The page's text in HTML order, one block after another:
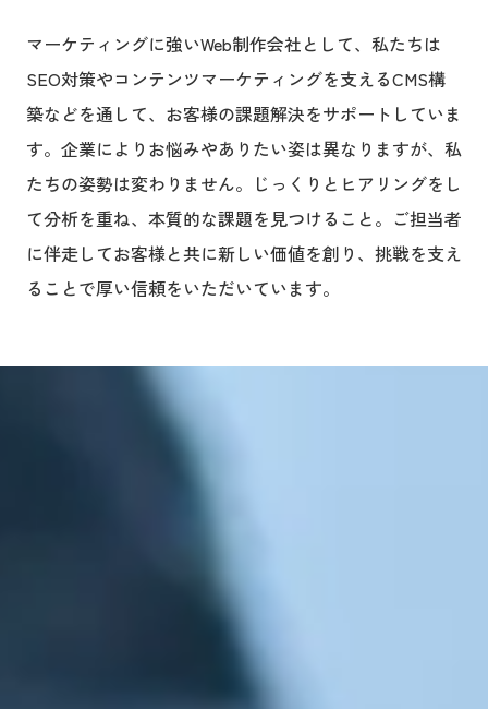
マーケティングに強いWeb制作会社として、私たちは
SEO対策やコンテンツマーケティングを支えるCMS構
築などを通して、お客様の課題解決をサポートしていま
す。企業によりお悩みやありたい姿は異なりますが、私
たちの姿勢は変わりません。じっくりとヒアリングをし
て分析を重ね、本質的な課題を見つけること。ご担当者
に伴走してお客様と共に新しい価値を創り、挑戦を支え
ることで厚い信頼をいただいています。